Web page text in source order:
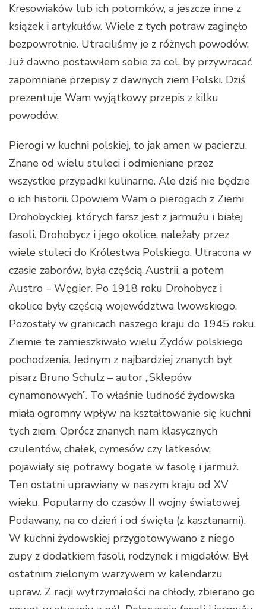
Kresowiaków lub ich potomków, a jeszcze inne z
książek i artykułów. Wiele z tych potraw zaginęło
bezpowrotnie. Utraciliśmy je z różnych powodów.
Już dawno postawiłem sobie za cel, by przywracać
zapomniane przepisy z dawnych ziem Polski. Dziś
prezentuje Wam wyjątkowy przepis z kilku
powodów.
Pierogi w kuchni polskiej, to jak amen w pacierzu.
Znane od wielu stuleci i odmieniane przez
wszystkie przypadki kulinarne. Ale dziś nie będzie
o ich historii. Opowiem Wam o pierogach z Ziemi
Drohobyckiej, których farsz jest z jarmużu i białej
fasoli. Drohobycz i jego okolice, należały przez
wiele stuleci do Królestwa Polskiego. Utracona w
czasie zaborów, była częścią Austrii, a potem
Austro – Węgier. Po 1918 roku Drohobycz i
okolice były częścią województwa lwowskiego.
Pozostały w granicach naszego kraju do 1945 roku.
Ziemie te zamieszkiwało wielu Żydów polskiego
pochodzenia. Jednym z najbardziej znanych był
pisarz Bruno Schulz – autor „Sklepów
cynamonowych”. To właśnie ludność żydowska
miała ogromny wpływ na kształtowanie się kuchni
tych ziem. Oprócz znanych nam klasycznych
czulentów, chałek, cymesów czy latkesów,
pojawiały się potrawy bogate w fasolę i jarmuż.
Ten ostatni uprawiany w naszym kraju od XV
wieku. Popularny do czasów II wojny światowej.
Podawany, na co dzień i od święta (z kasztanami).
W kuchni żydowskiej przygotowywano z niego
zupy z dodatkiem fasoli, rodzynek i migdałów. Był
ostatnim zielonym warzywem w kalendarzu
upraw. Z racji wytrzymałości na chłody, zbierano go